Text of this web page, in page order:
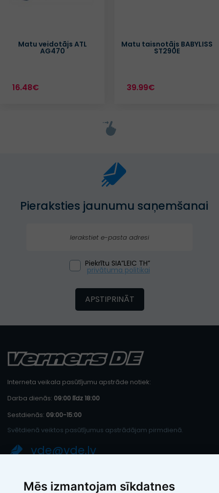
Mēs izmantojam sīkdatnes
Matu veidotājs ATL
AG470
16.48€
Matu taisnotājs BABYLISS
ST290E
39.99€
Pieraksties jaunumu saņemšanai
Piekrītu SIA”LEIC TH”
privātuma politikai
APSTIPRINĀT
Interneta veikala pasūtījumu apstrāde notiek:
Darba dienās: 09:00 līdz 18:00
Sestdienās: 09:00-15:00
Svētdienā veiktos pasūtījumus apstrādājam pirmdienā.
vde@vde.lv
SIA "LEIC TH"